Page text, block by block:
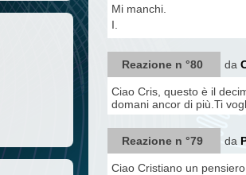
Mi manchi.
I.
Reazione n °80 da
Ciao Cris, questo è il
domani ancor di più.Ti
Reazione n °79 da
Ciao Cristiano un